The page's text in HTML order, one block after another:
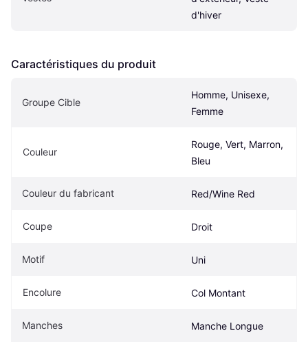
d'hiver
Caractéristiques du produit
Groupe Cible
Homme, Unisexe,
Femme
Couleur
Rouge, Vert, Marron,
Bleu
Couleur du fabricant Red/Wine Red
Coupe Droit
Motif Uni
Encolure Col Montant
Manches Manche Longue